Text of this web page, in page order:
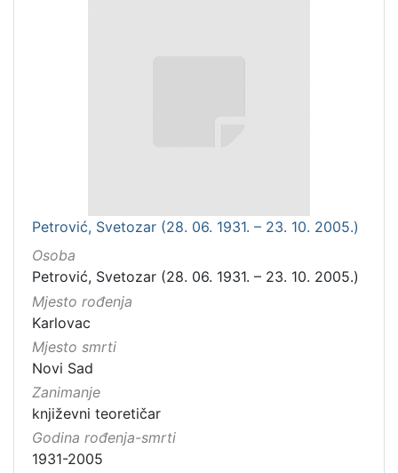
Petrović, Svetozar (28. 06. 1931. – 23. 10. 2005.)
Osoba
Petrović, Svetozar (28. 06. 1931. – 23. 10. 2005.)
Mjesto rođenja
Karlovac
Mjesto smrti
Novi Sad
Zanimanje
književni teoretičar
Godina rođenja-smrti
1931-2005